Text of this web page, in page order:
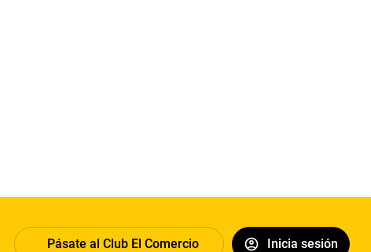
Pásate al Club El Comercio Inicia sesión